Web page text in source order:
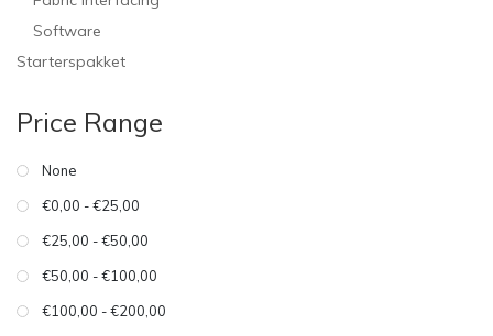
Software
Starterspakket
Price Range
None
€0,00 - €25,00
€25,00 - €50,00
€50,00 - €100,00
€100,00 - €200,00